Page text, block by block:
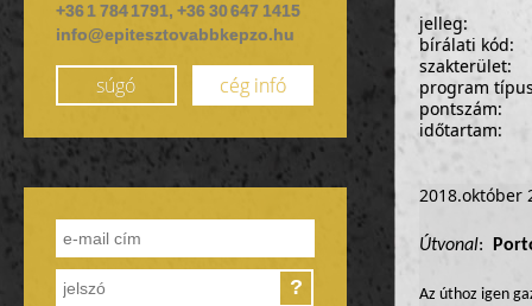
+36 1 784 1791, +36 30 647 1415
info@epitesztovabbkepzo.hu
súgó cég infó
?
jelleg:
bírálati kód:
szakterület:
program
pontszám:
időtartam:
2018.október
Útvonal:
Az úthoz igen